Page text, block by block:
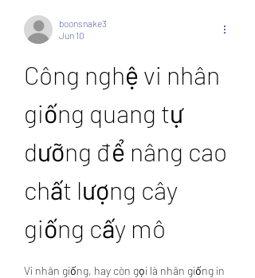
boonsnake3
Jun 10
Công nghệ vi nhân
giống quang tự
dưỡng để nâng cao
chất lượng cây
giống cấy mô
Vi nhân giống, hay còn gọi là nhân giống in